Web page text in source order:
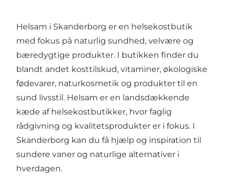
Helsam i Skanderborg er en helsekostbutik
med fokus på naturlig sundhed, velvære og
bæredygtige produkter. I butikken finder du
blandt andet kosttilskud, vitaminer, økologiske
fødevarer, naturkosmetik og produkter til en
sund livsstil. Helsam er en landsdækkende
kæde af helsekostbutikker, hvor faglig
rådgivning og kvalitetsprodukter er i fokus. I
Skanderborg kan du få hjælp og inspiration til
sundere vaner og naturlige alternativer i
hverdagen.